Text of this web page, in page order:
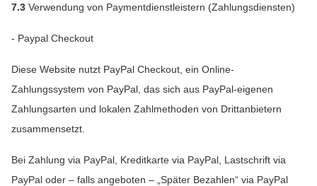
7.3 Verwendung von Paymentdienstleistern (Zahlungsdiensten)
- Paypal Checkout
Diese Website nutzt PayPal Checkout, ein Online-
Zahlungssystem von PayPal, das sich aus PayPal-eigenen
Zahlungsarten und lokalen Zahlmethoden von Drittanbietern
zusammensetzt.
Bei Zahlung via PayPal, Kreditkarte via PayPal, Lastschrift via
PayPal oder – falls angeboten – „Später Bezahlen“ via PayPal